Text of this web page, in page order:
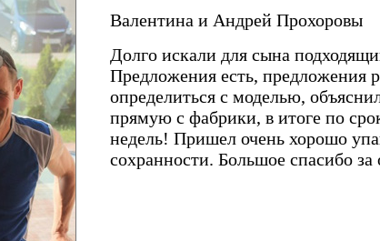
Валентина и Андрей Прохоровы
Долго искали для сына
Предложения есть, предложения
определиться с моделью,
прямую с фабрики, в итоге по
недель! Пришел очень хорошо
сохранности. Большое спасибо за